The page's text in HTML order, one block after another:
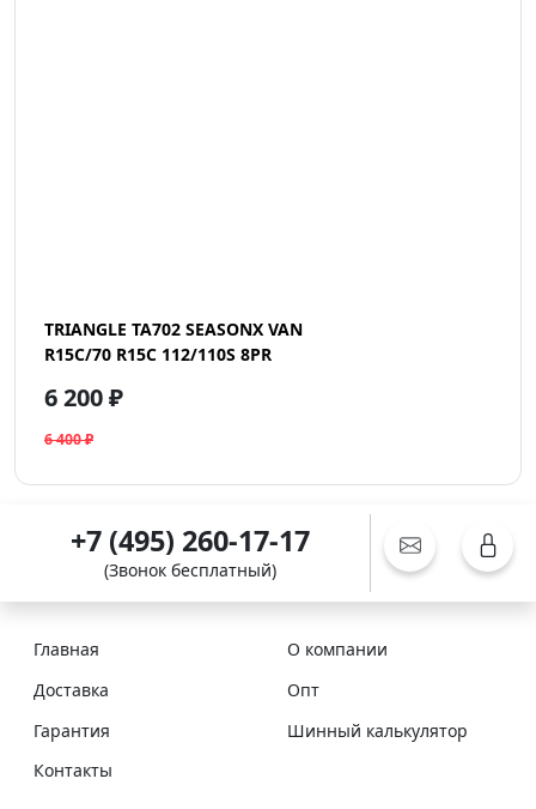
TRIANGLE TA702 SEASONX VAN
R15C/70 R15C 112/110S 8PR
6 200 ₽
6 400 ₽
+7 (495) 260-17-17
(Звонок бесплатный)
Главная
О компании
Доставка
Опт
Гарантия
Шинный калькулятор
Контакты